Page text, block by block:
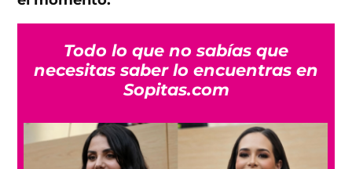
Todo lo que no sabías que
necesitas saber lo encuentras en
Sopitas.com